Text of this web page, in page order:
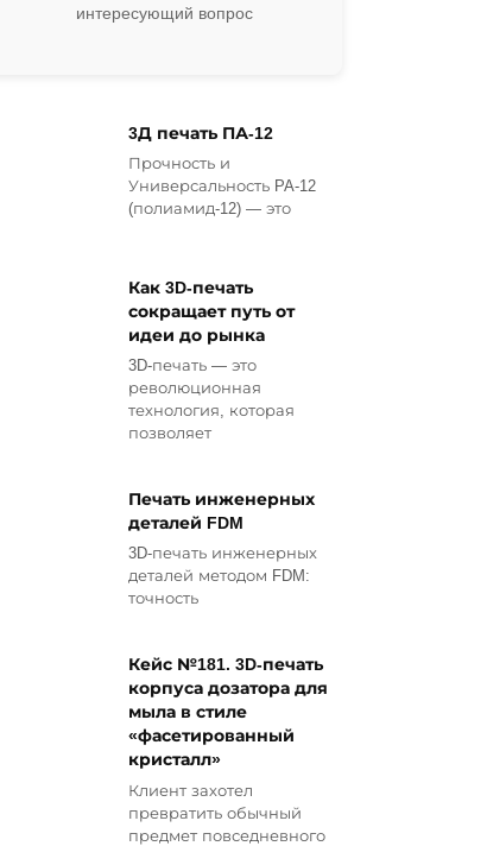
интересующий вопрос
3Д печать ПА-12
Прочность и
Универсальность PA-12
(полиамид-12) — это
Как 3D-печать
сокращает путь от
идеи до рынка
3D-печать — это
революционная
технология, которая
позволяет
Печать инженерных
деталей FDM
3D-печать инженерных
деталей методом FDM:
точность
Кейс №181. 3D-печать
корпуса дозатора для
мыла в стиле
«фасетированный
кристалл»
Клиент захотел
превратить обычный
предмет повседневного